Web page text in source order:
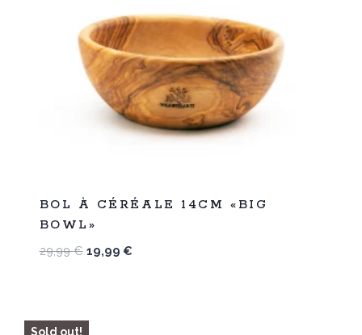
-
33
BOL À CÉRÉALE 14CM «BIG
BOWL»
29,99€ Le
29,99 €.
19,99 €Le
Sold out!